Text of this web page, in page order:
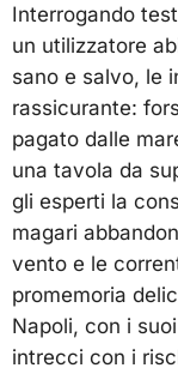
Interrogando
un utilizzatore
sano e salvo, le
rassicurante:
pagato dalle
una tavola da
gli esperti la
magari
vento e le
promemoria
Napoli, con i
intrecci con i